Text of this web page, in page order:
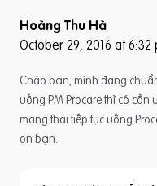
Hoàng Thu Hà
October 29, 2016 at 6:32
Chào bạn, mình đang
uống PM Procare thì có cần
mang thai tiếp tục uống
ơn bạn.